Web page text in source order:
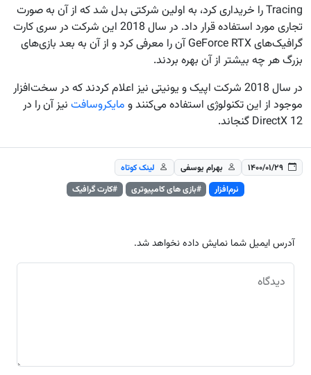
Tracing را خریداری کرد، به اولین شرکتی بدل شد که از آن به صورت
تجاری مورد استفاده قرار داد. در سال 2018 این شرکت در سری کارت
گرافیک‌های GeForce RTX آن را معرفی کرد و از آن به بعد بازی‌های
بزرگ هر چه بیشتر از آن بهره بردند.
در سال 2018 شرکت اپیک و یونیتی نیز اعلام کردند که در سخت‌افزار
موجود از این تکنولوژی استفاده می‌کنند و مایکروسافت نیز آن را در
DirectX 12 گنجاند.
۱۴۰۰/۰۱/۲۹ بهرام یوسفی
لینک کوتاه
نرم‌افزار
#بازی های کامپیوتری #کارت گرافیک
آدرس ایمیل شما نمایش داده نخواهد شد.
دیدگاه